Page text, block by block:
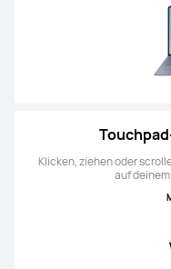
Klicken, ziehen oder
auf